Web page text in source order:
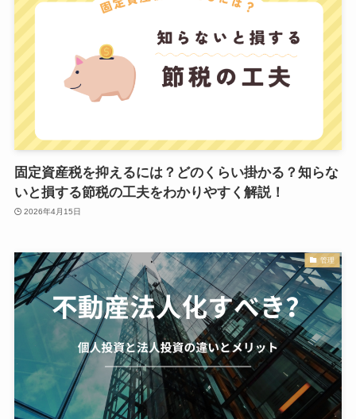
固定資産税を抑えるには？どのくらい掛かる？知らな
いと損する節税の工夫をわかりやすく解説！
2026年4月15日
管理